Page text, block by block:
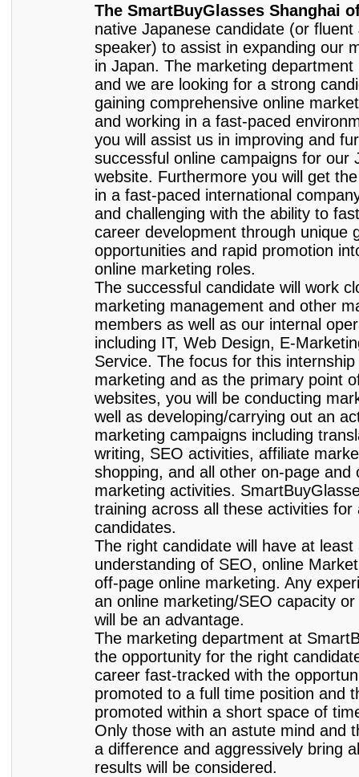
The SmartBuyGlasses Shanghai
native Japanese candidate (or fluent
speaker) to assist in expanding our
in Japan. The marketing department
and we are looking for a strong
gaining comprehensive online
and working in a fast-paced
you will assist us in improving and
successful online campaigns for our
website. Furthermore you will get
in a fast-paced international
and challenging with the ability to
career development through unique
opportunities and rapid promotion
online marketing roles.
The successful candidate will work
marketing management and other
members as well as our internal
including IT, Web Design, E-
Service. The focus for this
marketing and as the primary point
websites, you will be conducting
well as developing/carrying out an
marketing campaigns including
writing, SEO activities, affiliate
shopping, and all other on-page and
marketing activities.
training across all these activities for
candidates.
The right candidate will have at least
understanding of SEO, online
off-page online marketing. Any
an online marketing/SEO capacity
will be an advantage.
The marketing department at
the opportunity for the right
career fast-tracked with the
promoted to a full time position and
promoted within a short space of
Only those with an astute mind and
a difference and aggressively bring
results will be considered.